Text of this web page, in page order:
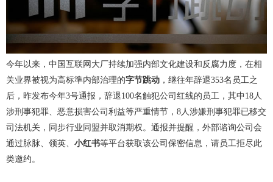
今年以来，中国互联网大厂持续加强内部文化建设和反腐力度，在相
关业界被视为高标準内部治理的字节跳动 ，继往年辞退353名员工之
后，昨发布今年3号通报，辞退100名触犯公司红线的员工，其中18人
涉刑事犯罪、恶意损害公司利益等严重情节，8人涉嫌刑事犯罪已移交
司法机关，同步行业同盟并取消期权。通报并提醒，外部谘询公司会
通过脉脉、领英、 小红书等平台获取该公司保密信息，请员工拒尽此
类邀约。